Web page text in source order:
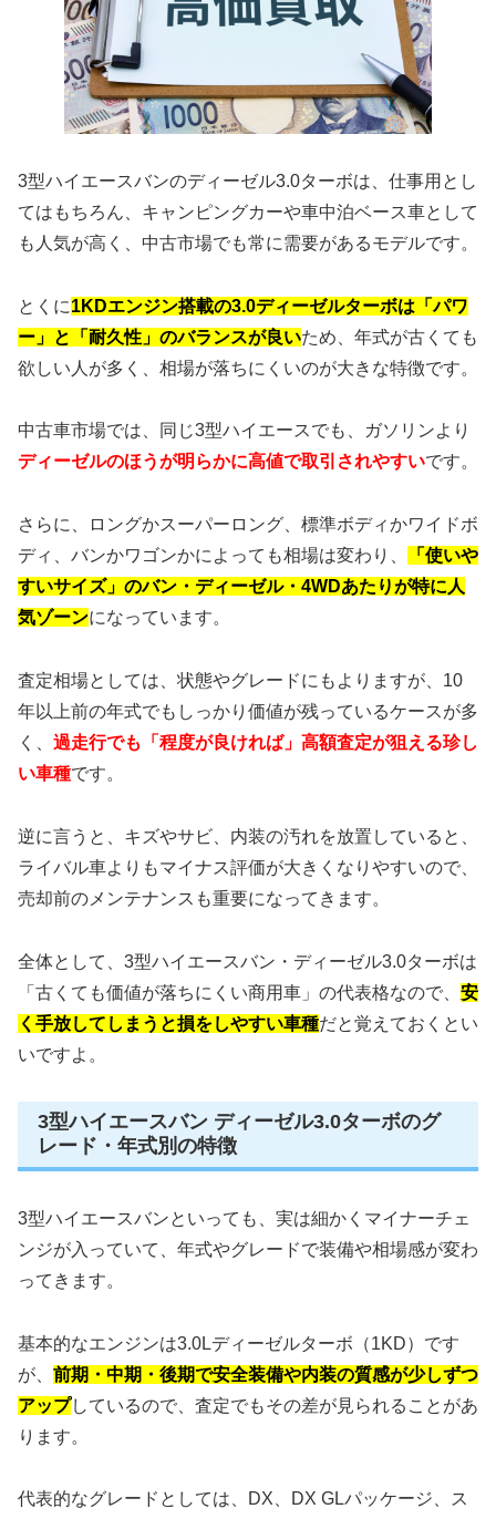
3型ハイエースバンのディーゼル3.0ターボは、仕事用とし
てはもちろん、キャンピングカーや車中泊ベース車として
も人気が高く、中古市場でも常に需要があるモデルです。
とくに1KDエンジン搭載の3.0ディーゼルターボは「パワ
ー」と「耐久性」のバランスが良いため、年式が古くても
欲しい人が多く、相場が落ちにくいのが大きな特徴です。
中古車市場では、同じ3型ハイエースでも、ガソリンより
ディーゼルのほうが明らかに高値で取引されやすいです。
さらに、ロングかスーパーロング、標準ボディかワイドボ
ディ、バンかワゴンかによっても相場は変わり、
「使いや
すいサイズ」のバン・ディーゼル・4WDあたりが特に人
気ゾーンになっています。
査定相場としては、状態やグレードにもよりますが、10
年以上前の年式でもしっかり価値が残っているケースが多
く、 過走行でも「程度が良ければ」高額査定が狙える珍し
い車種です。
逆に言うと、キズやサビ、内装の汚れを放置していると、
ライバル車よりもマイナス評価が大きくなりやすいので、
売却前のメンテナンスも重要になってきます。
全体として、3型ハイエースバン・ディーゼル3.0ターボは
「古くても価値が落ちにくい商用車」の代表格なので、 安
く手放してしまうと損をしやすい車種だと覚えておくとい
いですよ。
3型ハイエースバン ディーゼル3.0ターボのグ
レード・年式別の特徴
3型ハイエースバンといっても、実は細かくマイナーチェ
ンジが入っていて、年式やグレードで装備や相場感が変わ
ってきます。
基本的なエンジンは3.0Lディーゼルターボ（1KD）です
が、 前期・中期・後期で安全装備や内装の質感が少しずつ
アップしているので、査定でもその差が見られることがあ
ります。
代表的なグレードとしては、DX、DX GLパッケージ、ス